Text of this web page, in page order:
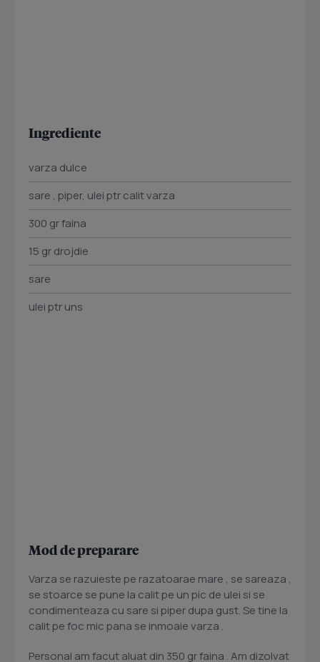
Ingrediente
varza dulce
sare , piper, ulei ptr calit varza
300 gr faina
15 gr drojdie
sare
ulei ptr uns
Mod de preparare
Varza se razuieste pe razatoarae mare , se sareaza ,
se stoarce se pune la calit pe un pic de ulei si se
condimenteaza cu sare si piper dupa gust. Se tine la
calit pe foc mic pana se inmoaie varza .
Personal am facut aluat din 350 gr faina . Am dizolvat